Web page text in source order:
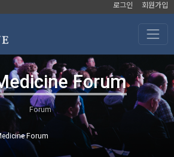
로그인 회원가입
Forum
Forum